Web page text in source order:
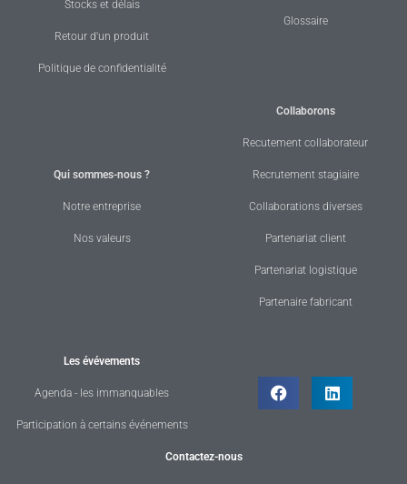
Stocks et délais
Retour d'un produit
Politique de confidentialité
Glossaire
Qui sommes-nous ?
Notre entreprise
Nos valeurs
Collaborons
Recutement collaborateur
Recrutement stagiaire
Collaborations diverses
Partenariat client
Partenariat logistique
Partenaire fabricant
Les évévements
Agenda - les immanquables
Participation à certains événements
Contactez-nous